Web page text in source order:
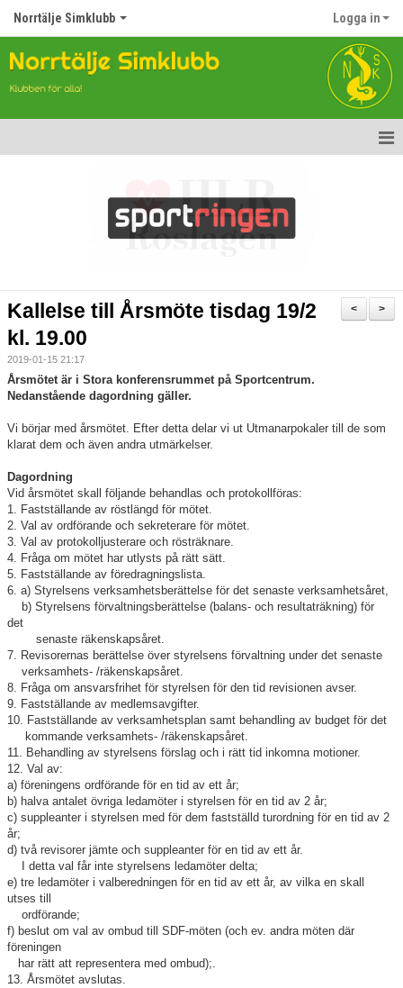
Norrtälje Simklubb Logga in
Anmälan till Simklubben
Våra tävlingar
Klubbkollektion
>
<
Kallelse till Årsmöte tisdag 19/2
kl. 19.00
2019-01-15 21:17
Årsmötet är i Stora konferensrummet på Sportcentrum.
Nedanstående dagordning gäller.
Vi börjar med årsmötet. Efter detta delar vi ut Utmanarpokaler till de som
klarat dem och även andra utmärkelser.
Dagordning
Vid årsmötet skall följande behandlas och protokollföras:
1. Fastställande av röstlängd för mötet.
2. Val av ordförande och sekreterare för mötet.
3. Val av protokolljusterare och rösträknare.
4. Fråga om mötet har utlysts på rätt sätt.
5. Fastställande av föredragningslista.
6. a) Styrelsens verksamhetsberättelse för det senaste verksamhetsåret,
b) Styrelsens förvaltningsberättelse (balans- och resultaträkning) för
det
senaste räkenskapsåret.
7. Revisorernas berättelse över styrelsens förvaltning under det senaste
verksamhets- /räkenskapsåret.
8. Fråga om ansvarsfrihet för styrelsen för den tid revisionen avser.
9. Fastställande av medlemsavgifter.
10. Fastställande av verksamhetsplan samt behandling av budget för det
kommande verksamhets- /räkenskapsåret.
11. Behandling av styrelsens förslag och i rätt tid inkomna motioner.
12. Val av:
a) föreningens ordförande för en tid av ett år;
b) halva antalet övriga ledamöter i styrelsen för en tid av 2 år;
c) suppleanter i styrelsen med för dem fastställd turordning för en tid av 2
år;
d) två revisorer jämte och suppleanter för en tid av ett år.
I detta val får inte styrelsens ledamöter delta;
e) tre ledamöter i valberedningen för en tid av ett år, av vilka en skall
utses till
ordförande;
f) beslut om val av ombud till SDF-möten (och ev. andra möten där
föreningen
har rätt att representera med ombud);.
13. Årsmötet avslutas.